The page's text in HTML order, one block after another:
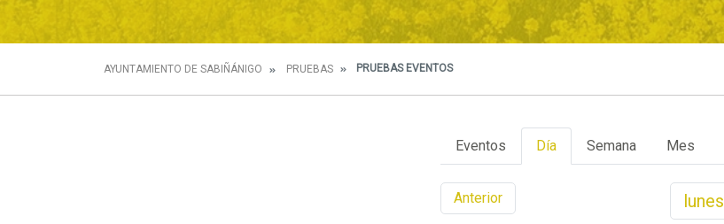
AYUNTAMIENTO DE SABIÑÁNIGO PRUEBAS PRUEBAS EVENTOS
Eventos Día Semana Mes
Anterior lunes